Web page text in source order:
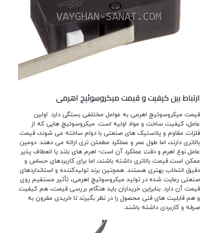
ارتباط بین کیفیت و قیمت میکروسوئیچ اهرمی
قیمت میکروسوئیچ اهرمی به عوامل مختلفی بستگی دارد. اولین
عامل، کیفیت ساخت و مواد اولیه است. میکروسوئیچ هایی که از
فلزات مقاوم و پلاستیک های صنعتی با دوام ساخته می شوند، قیمت
بالاتری دارند، اما طول عمر و عملکرد مطمئن تری ارائه می دهند. دومین
عامل نوع اهرم و دقت عملکرد آن است؛ اهرم های بلند یا انعطاف پذیر
ممکن است قیمت بالاتری داشته باشند، اما برای کاربردهای حساس و
دقیق انتخاب بهتری هستند. همچنین برند تولیدکننده و استانداردهای
صنعتی رعایت شده در تولید میکروسوئیچ اهرمی، تأثیر مستقیم روی
قیمت آن دارد. بنابراین خریداران باید هنگام بررسی قیمت، هم کیفیت
و هم قابلیت های فنی محصول را در نظر بگیرند تا خریدی مقرون به
صرفه و کاربردی داشته باشند.